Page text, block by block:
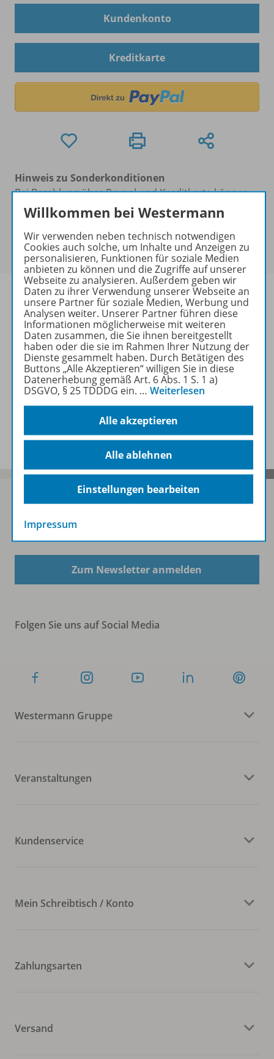
Kundenkonto
Kreditkarte
Hinweis zu Sonderkonditionen
Bei Bezahlung über Paypal und Kreditkarte können
keine Sonderkonditionen gewährt werden.
Sie haben ein passendes Spar-Paket ?
Um den für Sie gültigen Preis zu sehen,melden Sie
sich bitte an.
Informationen
Weitere Inhalte der Ausgabe
Sofort profitieren
Zum Newsletter anmelden
Folgen Sie uns auf Social Media
Westermann Gruppe
Veranstaltungen
Kundenservice
Mein Schreibtisch / Konto
Zahlungsarten
Versand
Willkommen bei Westermann
Wir verwenden neben technisch notwendigen
Cookies auch solche, um Inhalte und Anzeigen zu
personalisieren, Funktionen für soziale Medien
anbieten zu können und die Zugriffe auf unserer
Webseite zu analysieren. Außerdem geben wir
Daten zu ihrer Verwendung unserer Webseite an
unsere Partner für soziale Medien, Werbung und
Analysen weiter. Unserer Partner führen diese
Informationen möglicherweise mit weiteren
Daten zusammen, die Sie ihnen bereitgestellt
haben oder die sie im Rahmen Ihrer Nutzung der
Dienste gesammelt haben. Durch Betätigen des
Buttons „Alle Akzeptieren“ willigen Sie in diese
Datenerhebung gemäß Art. 6 Abs. 1 S. 1 a)
DSGVO, § 25 TDDDG ein. … Weiterlesen
Alle akzeptieren
Alle ablehnen
Einstellungen bearbeiten
Impressum